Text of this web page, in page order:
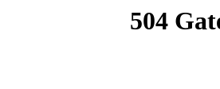
504